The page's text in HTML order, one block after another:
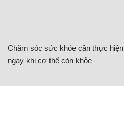
Chăm sóc sức khỏe cần thực hiện
ngay khi cơ thể còn khỏe